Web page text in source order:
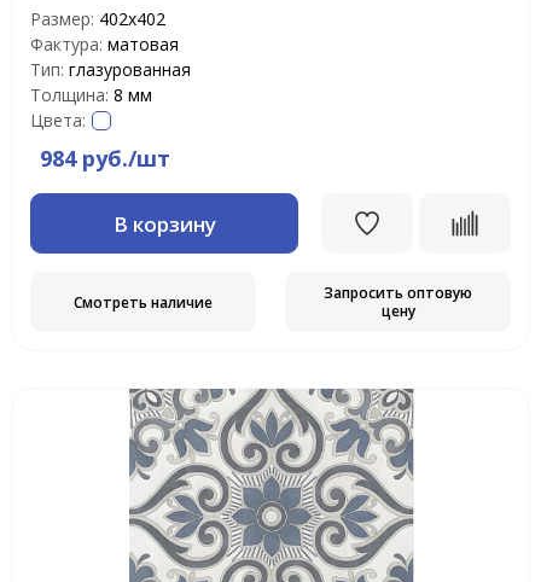
Размер: 402х402
Фактура: матовая
Тип: глазурованная
Толщина: 8 мм
Цвета:
984 руб./шт
В корзину
Смотреть наличие
Запросить оптовую
цену